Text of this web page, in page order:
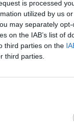
is processed
utilized by us
may separately
on the IAB’s list of
third parties on the
third parties.
des périodes de
Johnny Hallyday
deuil.
occupée de sa
le chirurgien